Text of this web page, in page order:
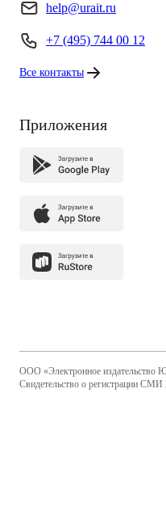
help@urait.ru
+7 (495) 744 00 12
Все контакты
Приложения
ООО «Электронное издательство
Свидетельство о регистрации СМИ